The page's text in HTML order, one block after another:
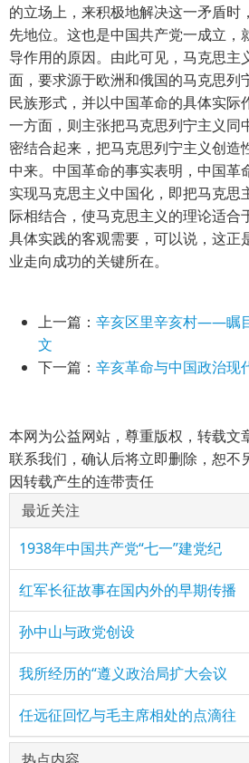
的立场上，来积极地解决这一矛盾时
先地位。这也是中国共产党一成立，
导作用的原因。由此可见，马克思主
面，要求源于欧洲和俄国的马克思列
民族形式，并以中国革命的具体实际
一方面，则主张把马克思列宁主义同
密结合起来，把马克思列宁主义创造
中来。中国革命的事实表明，中国革
实现马克思主义中国化，即把马克思
际相结合，使马克思主义的理论适合
具体实践的客观需要，可以说，这正
业走向成功的关键所在。
上一篇： 辛亥区里辛亥村——瞩
文
下一篇： 辛亥革命与中国政治现
本网为公益网站，尊重版权，转载文
联系我们，确认后将立即删除，恕不
因转载产生的连带责任
最近关注
1938年中国共产党“七一”建党纪
红军长征故事在国内外的早期传播
孙中山与政党创设
我所经历的“遵义政治局扩大会议
任远征回忆与毛主席相处的点滴往
热点内容